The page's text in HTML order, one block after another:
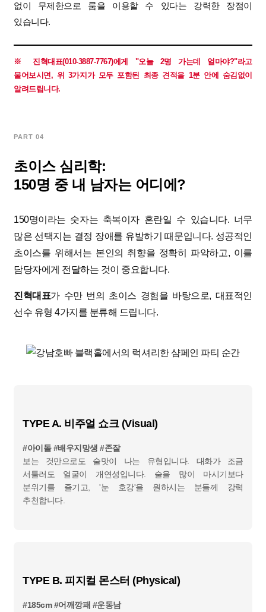
없이 무제한으로 룸을 이용할 수 있다는 강력한 장점이
있습니다.
※ 진혁대표(010-3887-7767)에게 "오늘 2명 가는데 얼마야?"라고
물어보시면, 위 3가지가 모두 포함된 최종 견적을 1분 안에 숨김없이
알려드립니다.
PART 04
초이스 심리학:
150명 중 내 남자는 어디에?
150명이라는 숫자는 축복이자 혼란일 수 있습니다. 너무
많은 선택지는 결정 장애를 유발하기 때문입니다. 성공적인
초이스를 위해서는 본인의 취향을 정확히 파악하고, 이를
담당자에게 전달하는 것이 중요합니다.
진혁대표가 수만 번의 초이스 경험을 바탕으로, 대표적인
선수 유형 4가지를 분류해 드립니다.
TYPE A. 비주얼 쇼크 (Visual)
#아이돌 #배우지망생 #존잘
보는 것만으로도 술맛이 나는 유형입니다. 대화가 조금
서툴러도 얼굴이 개연성입니다. 술을 많이 마시기보다
분위기를 즐기고, '눈 호강'을 원하시는 분들께 강력
추천합니다.
TYPE B. 피지컬 몬스터 (Physical)
#185cm #어깨깡패 #운동남